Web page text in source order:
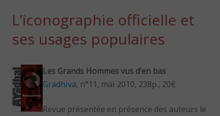
L’iconographie officielle et
ses usages populaires
Les Grands Hommes vus d’en bas
Gradhiva, n°11, mai 2010, 238p., 20€
Revue présentée en présence des auteurs le